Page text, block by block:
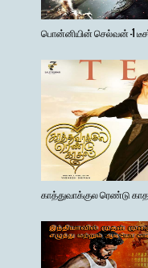
பொன்னியின் செல்வன் -1
காத்துவாக்குல ரெண்டு